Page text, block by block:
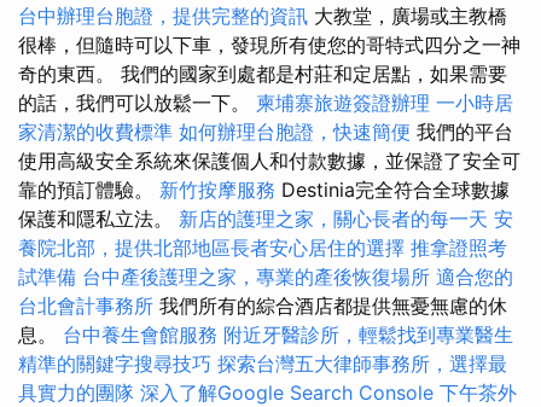
台中辦理台胞證，提供完整的資訊 大教堂，廣場或主教橋
很棒，但隨時可以下車，發現所有使您的哥特式四分之一神
奇的東西。 我們的國家到處都是村莊和定居點，如果需要
的話，我們可以放鬆一下。 柬埔寨旅遊簽證辦理 一小時居
家清潔的收費標準 如何辦理台胞證，快速簡便 我們的平台
使用高級安全系統來保護個人和付款數據，並保證了安全可
靠的預訂體驗。 新竹按摩服務 Destinia完全符合全球數據
保護和隱私立法。 新店的護理之家，關心長者的每一天 安
養院北部，提供北部地區長者安心居住的選擇 推拿證照考
試準備 台中產後護理之家，專業的產後恢復場所 適合您的
台北會計事務所 我們所有的綜合酒店都提供無憂無慮的休
息。 台中養生會館服務 附近牙醫診所，輕鬆找到專業醫生
精準的關鍵字搜尋技巧 探索台灣五大律師事務所，選擇最
具實力的團隊 深入了解Google Search Console 下午茶外